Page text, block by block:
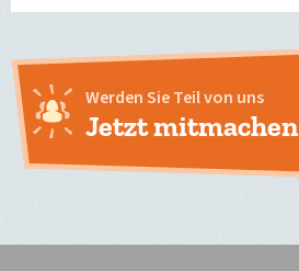
Werden Sie Teil von uns
Jetzt mitmachen